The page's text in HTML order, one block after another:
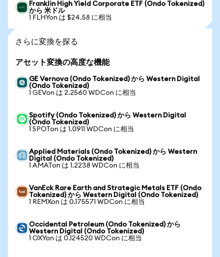
Franklin High Yield Corporate ETF (Ondo Tokenized)
から 米ドル
1 FLHYon は $24.58 に相当
さらに変換を探る
アセット変換の高度な機能
GE Vernova (Ondo Tokenized) から Western Digital
(Ondo Tokenized)
1 GEVon は 2.2560 WDCon に相当
Spotify (Ondo Tokenized) から Western Digital
(Ondo Tokenized)
1 SPOTon は 1.0911 WDCon に相当
Applied Materials (Ondo Tokenized) から Western
Digital (Ondo Tokenized)
1 AMATon は 1.2238 WDCon に相当
VanEck Rare Earth and Strategic Metals ETF (Ondo
Tokenized) から Western Digital (Ondo Tokenized)
1 REMXon は 0.175571 WDCon に相当
Occidental Petroleum (Ondo Tokenized) から
Western Digital (Ondo Tokenized)
1 OXYon は 0.124520 WDCon に相当